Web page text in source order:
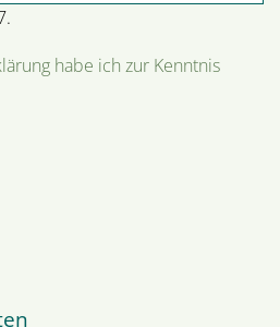
habe ich zur Kenntnis